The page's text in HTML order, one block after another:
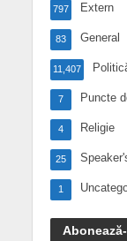
Extern
797
General
83
11,407
Puncte
7
Religie
4
25
1